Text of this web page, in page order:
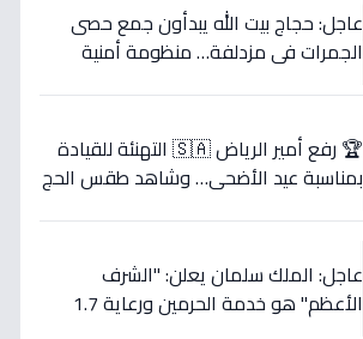
عاجل: حجاج بيت الله يبدأون جمع حصى
الجمرات في مزدلفة… منظومة أمنية
🏆 رفع أمير الرياض 🇸🇦 التهنئة للقيادة
بمناسبة عيد الأضحى… وشاهد طقس الحج
عاجل: الملك سلمان يعلن: "الشرف
الأعظم" هو خدمة الحرمين ورعاية 1.7